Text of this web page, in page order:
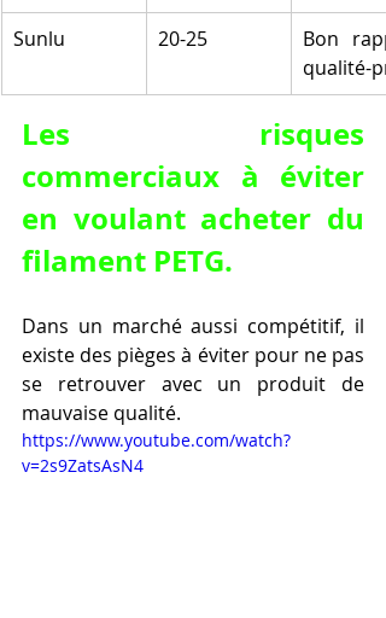
Sunlu 20-25
Bon
qualité-
Les risques
commerciaux à éviter
en voulant acheter du
filament PETG.
Dans un marché aussi compétitif, il
existe des pièges à éviter pour ne pas
se retrouver avec un produit de
mauvaise qualité.
https://www.youtube.com/watch?
v=2s9ZatsAsN4